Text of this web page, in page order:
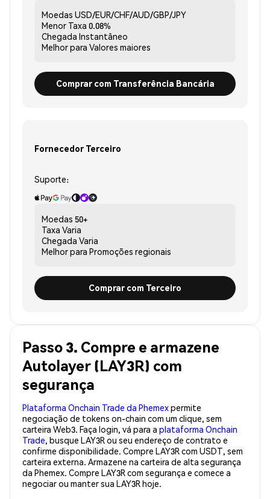
Moedas USD/EUR/CHF/AUD/GBP/JPY
Menor Taxa 0.08%
Chegada Instantâneo
Melhor para Valores maiores
Comprar com Transferência Bancária
Fornecedor Terceiro
Suporte:
Moedas 50+
Taxa Varia
Chegada Varia
Melhor para Promoções regionais
Comprar com Terceiro
Passo 3. Compre e armazene
Autolayer (LAY3R) com
segurança
Plataforma Onchain Trade da Phemexpermite
negociação de tokens on-chain com um clique, sem
carteira Web3. Faça login, vá para a plataforma Onchain
Trade, busque LAY3R ou seu endereço de contrato e
confirme disponibilidade. Compre LAY3R com USDT, sem
carteira externa. Armazene na carteira de alta segurança
da Phemex. Compre LAY3R com segurança e comece a
negociar ou manter sua LAY3R hoje.